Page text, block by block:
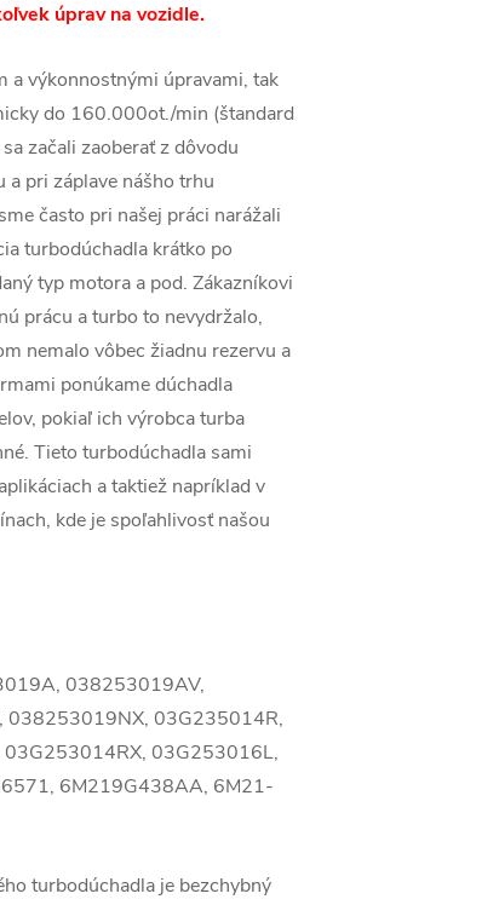
úprav na vozidle.
a výkonnostnými úpravami, tak
do 160.000ot./min (štandard
začali zaoberať z dôvodu
pri záplave nášho trhu
často pri našej práci narážali
turbodúchadla krátko po
typ motora a pod. Zákazníkovi
prácu a turbo to nevydržalo,
nemalo vôbec žiadnu rezervu a
ponúkame dúchadla
pokiaľ ich výrobca turba
Tieto turbodúchadla sami
a taktiež napríklad v
kde je spoľahlivosť našou
038253019AV,
03G235014R,
03G253016L,
6M219G438AA, 6M21-
turbodúchadla je bezchybný